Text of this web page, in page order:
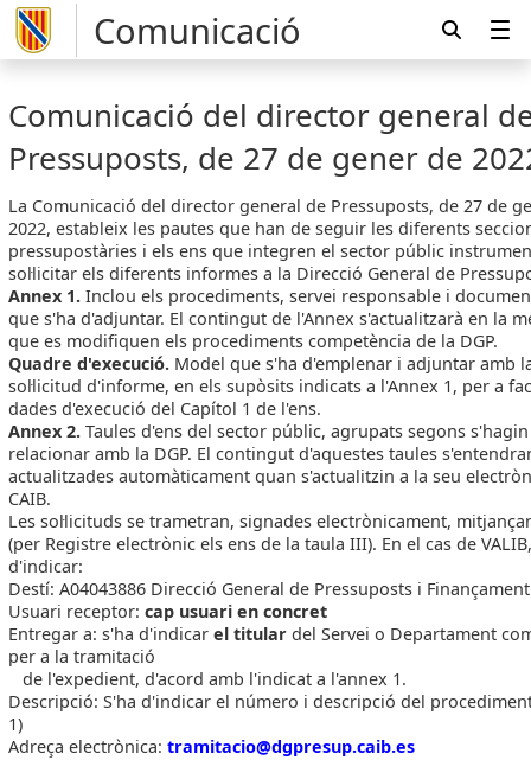
Comunicació
Comunicació del director general
Pressuposts, de 27 de gener de
La Comunicació del director general de Pressuposts, de 27 de
2022, estableix les pautes que han de seguir les diferents
pressupostàries i els ens que integren el sector públic
sol·licitar els diferents informes a la Direcció General de
Annex 1. Inclou els procediments, servei responsable i
que s'ha d'adjuntar. El contingut de l'Annex s'actualitzarà en la
que es modifiquen els procediments competència de la DGP.
Quadre d'execució. Model que s'ha d'emplenar i adjuntar amb
sol·licitud d'informe, en els supòsits indicats a l'Annex 1, per a
dades d'execució del Capítol 1 de l'ens.
Annex 2. Taules d'ens del sector públic, agrupats segons
relacionar amb la DGP. El contingut d'aquestes taules
actualitzades automàticament quan s'actualitzin a la seu
CAIB.
Les sol·licituds se trametran, signades electrònicament,
(per Registre electrònic els ens de la taula III). En el cas de
d'indicar:
Destí: A04043886 Direcció General de Pressuposts i Finançament
Usuari receptor:cap usuari en concret
Entregar a: s'ha d'indicarel titular del Servei o Departament
per a la tramitació
de l'expedient, d'acord amb l'indicat a l'annex 1.
Descripció: S'ha d'indicar el número i descripció del
1)
Adreça electrònica:tramitacio@dgpresup.caib.es